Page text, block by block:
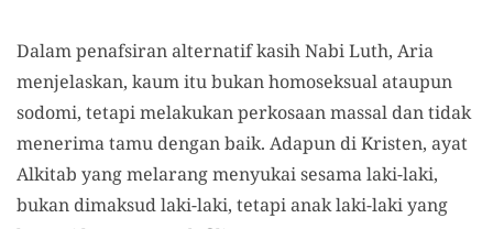
Dalam penafsiran alternatif kasih Nabi Luth, Aria
menjelaskan, kaum itu bukan homoseksual ataupun
sodomi, tetapi melakukan perkosaan massal dan tidak
menerima tamu dengan baik. Adapun di Kristen, ayat
Alkitab yang melarang menyukai sesama laki-laki,
bukan dimaksud laki-laki, tetapi anak laki-laki yang